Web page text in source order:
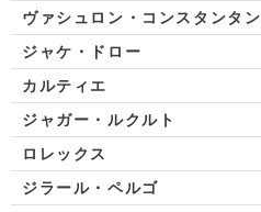
ヴァシュロン・コンスタンタン
ジャケ・ドロー
カルティエ
ジャガー・ルクルト
ロレックス
ジラール・ペルゴ